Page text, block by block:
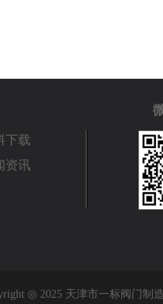
下载
资讯
◎ 2025 天津市一标阀门制